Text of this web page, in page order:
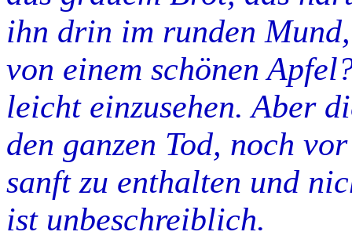
ihn drin im runden
von einem schönen
leicht einzusehen. Aber
den ganzen Tod, noch
sanft zu enthalten und
ist unbeschreiblich.